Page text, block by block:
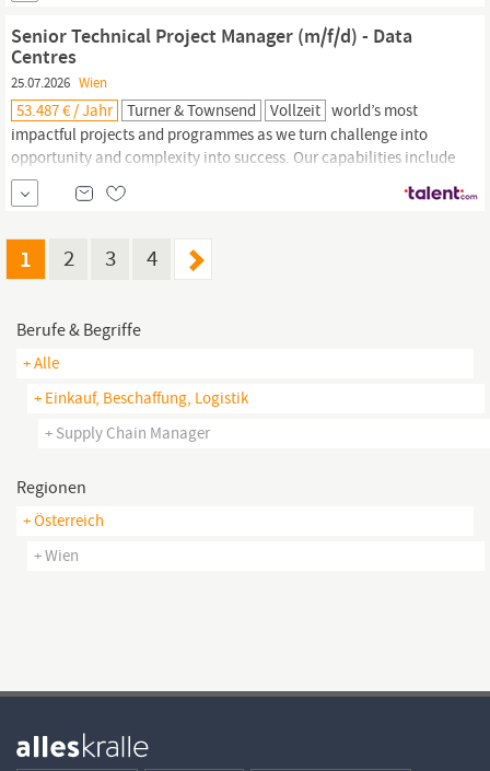
Senior Technical Project Manager (m/f/d) - Data
Centres
25.07.2026 Wien
53.487 € / Jahr Turner & Townsend Vollzeit world’s most
impactful projects and programmes as we turn challenge into
opportunity and complexity into success.​ Our capabilities include
programme, project, cost, asset and commercial management,
controls and performance, procurement and
net
Group, Inc., the
1 2 3 4
Berufe & Begriffe
+ Alle
+ Einkauf, Beschaffung, Logistik
+ Supply Chain Manager
Regionen
+ Österreich
+ Wien